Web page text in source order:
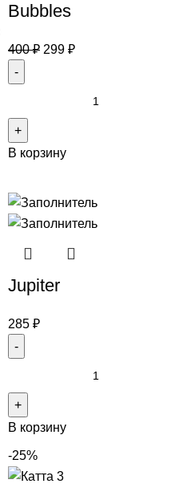
Bubbles
400₽ 299 ₽
В корзину
Jupiter
285 ₽
В корзину
-25%